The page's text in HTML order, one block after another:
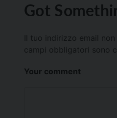
Got
Il tuo indirizzo email
campi obbligatori sono
Your comment